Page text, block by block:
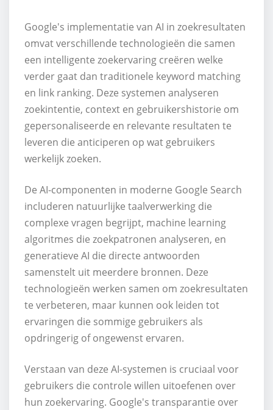
Google's implementatie van AI in zoekresultaten
omvat verschillende technologieën die samen
een intelligente zoekervaring creëren welke
verder gaat dan traditionele keyword matching
en link ranking. Deze systemen analyseren
zoekintentie, context en gebruikershistorie om
gepersonaliseerde en relevante resultaten te
leveren die anticiperen op wat gebruikers
werkelijk zoeken.
De AI-componenten in moderne Google Search
includeren natuurlijke taalverwerking die
complexe vragen begrijpt, machine learning
algoritmes die zoekpatronen analyseren, en
generatieve AI die directe antwoorden
samenstelt uit meerdere bronnen. Deze
technologieën werken samen om zoekresultaten
te verbeteren, maar kunnen ook leiden tot
ervaringen die sommige gebruikers als
opdringerig of ongewenst ervaren.
Verstaan van deze AI-systemen is cruciaal voor
gebruikers die controle willen uitoefenen over
hun zoekervaring. Google's transparantie over